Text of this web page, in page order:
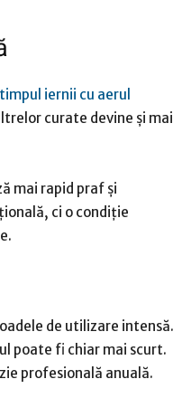
iernii cu aerul
curate devine și mai
mai rapid praf și
ci o condiție
de utilizare intensă.
poate fi chiar mai scurt.
profesională anuală.